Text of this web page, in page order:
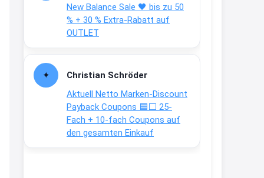
New Balance Sale 🖤 bis zu 50
% + 30 % Extra-Rabatt auf
OUTLET
Christian Schröder
Aktuell Netto Marken-Discount
Payback Coupons 🟦⬜ 25-
Fach + 10-fach Coupons auf
den gesamten Einkauf
Joachim
Gratis personalisierte 7-Tage
Ration Micronährstoffe/ Vitamine
↩
Joachim